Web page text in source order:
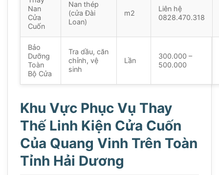
Nan
Cửa
Cuốn
Nan thép
(cửa Đài
Loan)
m2
Liên hệ
0828.470.318
Bảo
Dưỡng
Toàn
Bộ Cửa
Tra dầu, căn
chỉnh, vệ
sinh
Lần
300.000 –
500.000
Khu Vực Phục Vụ Thay
Thế Linh Kiện Cửa Cuốn
Của Quang Vinh Trên Toàn
Tỉnh Hải Dương